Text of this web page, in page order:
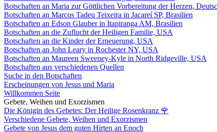
Botschaften an Maria zur Göttlichen Vorbereitung der Herzen,
Botschaften an Marcos Tadeu Teixeira in Jacareí SP, Brasilien
Botschaften an Edson Glauber in Itapiranga AM, Brasilien
Botschaften an die Zuflucht der Heiligen Familie, USA
Botschaften an die Kinder der Erneuerung, USA
Botschaften an John Leary in Rochester NY, USA
Botschaften an Maureen Sweeney-Kyle in North Ridgeville, USA
Botschaften aus verschiedenen Quellen
Suche in den Botschaften
Erscheinungen von Jesus und Maria
Willkommen Seite
Gebete, Weihen und Exorzismen
Die Königin des Gebetes: Der Heilige Rosenkranz 🌹
Verschiedene Gebete, Weihen und Exorzismen
Gebete von Jesus dem guten Hirten an Enoch